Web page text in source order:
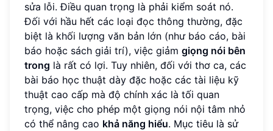
sửa lỗi. Điều quan trọng là phải kiểm soát nó.
Đối với hầu hết các loại đọc thông thường, đặc
biệt là khối lượng văn bản lớn (như báo cáo, bài
báo hoặc sách giải trí), việc giảm giọng nói bên
trong là rất có lợi. Tuy nhiên, đối với thơ ca, các
bài báo học thuật dày đặc hoặc các tài liệu kỹ
thuật cao cấp mà độ chính xác là tối quan
trọng, việc cho phép một giọng nói nội tâm nhỏ
có thể nâng cao khả năng hiểu. Mục tiêu là sử